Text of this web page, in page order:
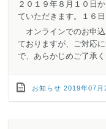
２０１９年８月１０日
ていただきます。１６
オンラインでのお申
ておりますが、ご対応
で、あらかじめご了承く
お知らせ 2019年07月